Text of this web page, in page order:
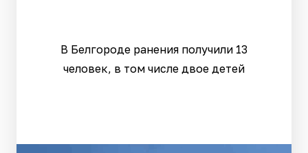
В Белгороде ранения получили 13
человек, в том числе двое детей